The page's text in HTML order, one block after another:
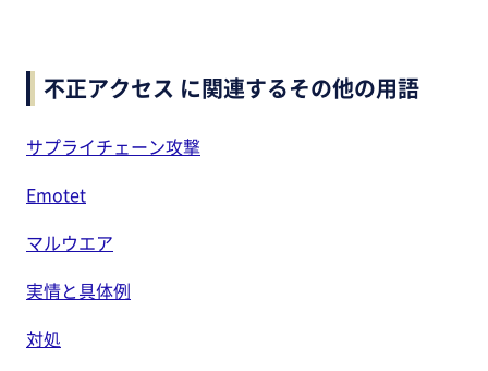
不正アクセス に関連するその他の用語
サプライチェーン攻撃
Emotet
マルウエア
実情と具体例
対処